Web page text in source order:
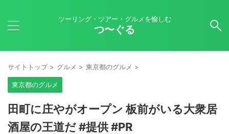
ツーリング・ツアー・グルメを愉しむ
つ〜ぐる
サイトトップ > グルメ > 東京都のグルメ >
東京都のグルメ
田町に庄やがオープン 板前がいる大衆居
酒屋の王道だ #提供 #PR